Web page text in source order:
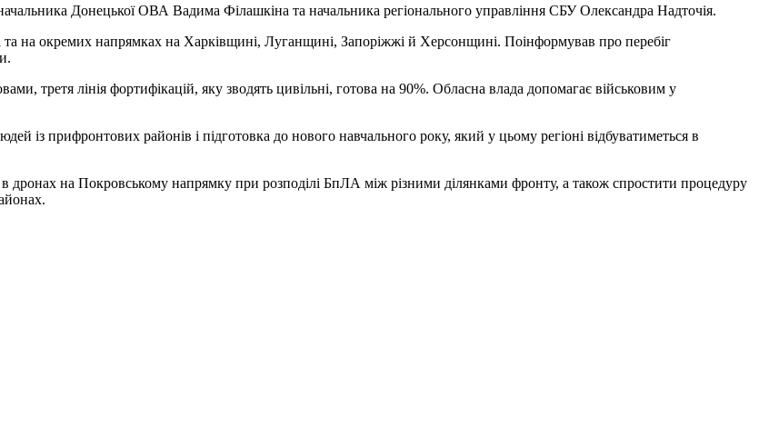
Донецької ОВА Вадима Філашкіна та начальника регіонального управління СБУ Олександра Надточія.
та на окремих напрямках на Харківщині, Луганщині, Запоріжжі й Херсонщині. Поінформував про перебіг
третя лінія фортифікацій, яку зводять цивільні, готова на 90%. Обласна влада допомагає військовим у
із прифронтових районів і підготовка до нового навчального року, який у цьому регіоні відбуватиметься в
дронах на Покровському напрямку при розподілі БпЛА між різними ділянками фронту, а також спростити процедуру